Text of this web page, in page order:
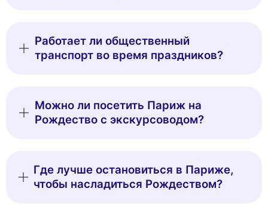
Работает ли общественный
транспорт во время праздников?
Можно ли посетить Париж на
Рождество с экскурсоводом?
Где лучше остановиться в Париже,
чтобы насладиться Рождеством?